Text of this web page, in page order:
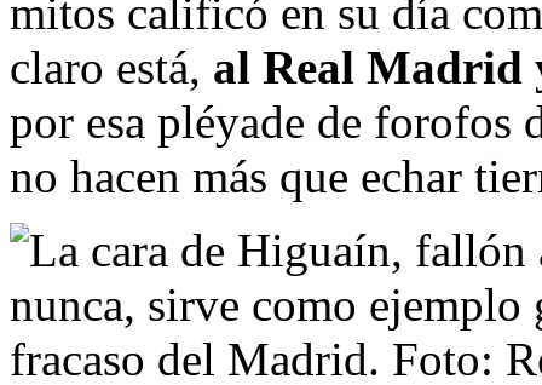
mitos calificó en su día
claro está, al Real Madrid
por esa pléyade de forofos
no hacen más que echar